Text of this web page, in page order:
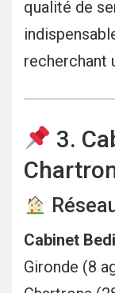
qualité de
recherchant
3.
Cabinet
Gironde (8